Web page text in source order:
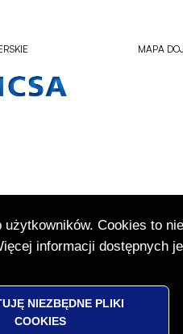
Cookies to
informacji dostępnych
NIEZBĘDNE PLIKI
COOKIES
MAPA
Otworzy
się
nowej